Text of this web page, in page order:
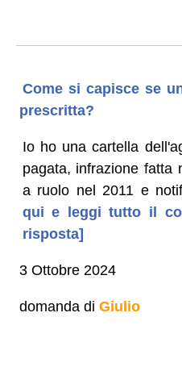
Come si capisce se
prescritta?
Io ho una cartella
pagata, infrazione fatta
a ruolo nel 2011 e
qui e leggi tutto il
risposta]
3 Ottobre 2024
domanda di Giulio